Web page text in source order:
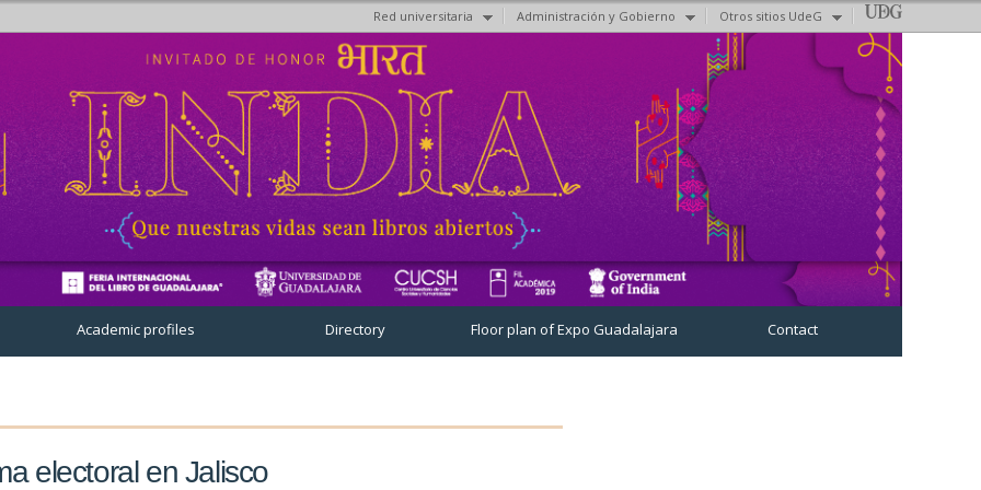
Red universitaria Administración y Gobierno Otros sitios UdeG
main
content
Academic profiles Directory Floor plan of Expo Guadalajara Contact
electoral en Jalisco